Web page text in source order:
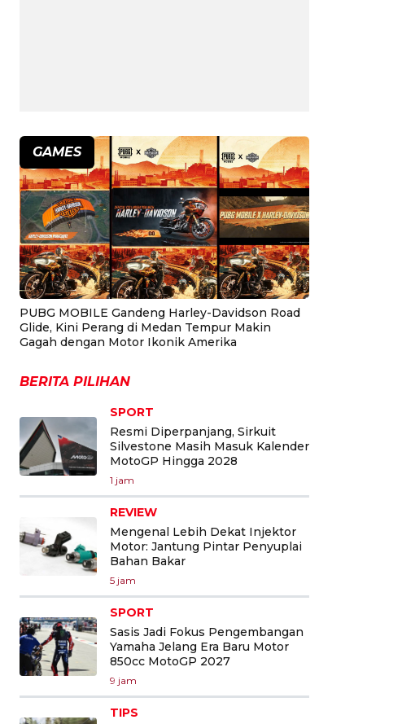
GAMES
PUBG MOBILE Gandeng Harley-Davidson Road
Glide, Kini Perang di Medan Tempur Makin
Gagah dengan Motor Ikonik Amerika
BERITA PILIHAN
SPORT
Resmi Diperpanjang, Sirkuit
Silvestone Masih Masuk Kalender
MotoGP Hingga 2028
1 jam
REVIEW
Mengenal Lebih Dekat Injektor
Motor: Jantung Pintar Penyuplai
Bahan Bakar
5 jam
SPORT
Sasis Jadi Fokus Pengembangan
Yamaha Jelang Era Baru Motor
850cc MotoGP 2027
9 jam
TIPS